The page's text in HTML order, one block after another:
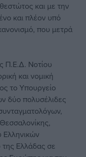
και με την
και πλέον υπό
που μετρά
Π.Ε.Δ. Νοτίου
και νομική
το Υπουργείο
δύο πολυσέλιδες
Ελλάδας σε